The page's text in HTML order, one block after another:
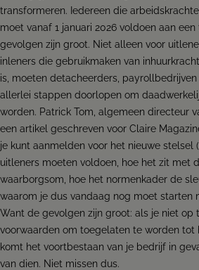
transformeren. Iedereen die
moet vanaf 1 januari 2026 voldoen aan
gevolgen zijn groot. Niet alleen voor
inleners die gebruikmaken van
is, moeten detacheerders,
allerlei stappen doorlopen om
worden. Patrick Tom, algemeen directeur
een artikel geschreven voor Claire
je kunt aanmelden voor het nieuwe stelsel
uitleners moeten voldoen, hoe het zit met
waarborgsom, hoe het normenkader de
waarom je dus vandaag nog moet starten
Want de gevolgen zijn groot: als je niet op
voorwaarden om toegelaten te worden tot
komt het voortbestaan van je bedrijf in
van dien. Niet missen dus.